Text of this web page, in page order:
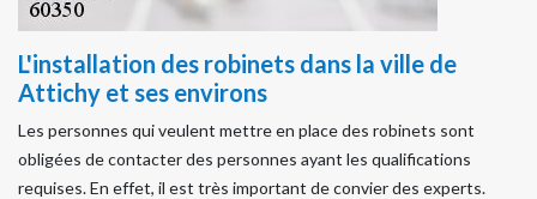
L'installation des robinets dans la ville de
Attichy et ses environs
Les personnes qui veulent mettre en place des robinets sont
obligées de contacter des personnes ayant les qualifications
requises. En effet, il est très important de convier des experts.